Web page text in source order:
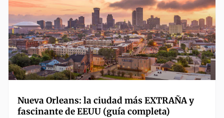
Nueva Orleans: la ciudad más EXTRAÑA y
fascinante de EEUU (guía completa)